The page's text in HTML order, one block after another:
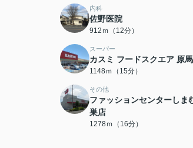
内科
佐野医院
912ｍ（12分）
スーパー
カスミ フードスクエア 原
1148ｍ（15分）
その他
ファッションセンターしま
巣店
1278ｍ（16分）